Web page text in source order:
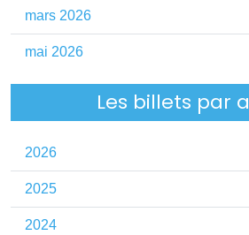
mars 2026
mai 2026
Les billets par
2026
2025
2024